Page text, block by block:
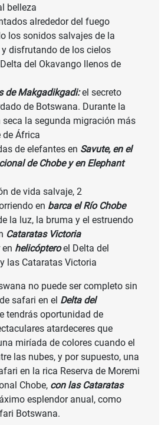
belleza
alrededor del fuego
los sonidos salvajes de la
disfrutando de los cielos
del Okavango llenos de
de Makgadikgadi:el secreto
de Botswana. Durante la
seca la segunda migración más
de África
de elefantes en Savute, en el
de Chobe y en Elephant
de vida salvaje, 2
en barca el Río Chobe
la luz, la bruma y el estruendo
Cataratas Victoria
helicópteroel Delta del
las Cataratas Victoria
no puede ser completo sin
safari en el Delta del
tendrás oportunidad de
atardeceres que
miríada de colores cuando el
las nubes, y por supuesto, una
en la rica Reserva de Moremi
Chobe, con las Cataratas
esplendor anual, como
Botswana.